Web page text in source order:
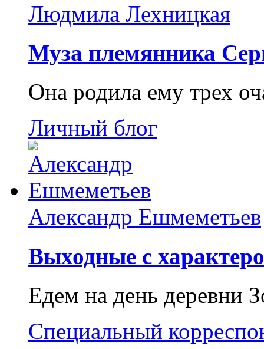
Людмила Лехницкая
Муза племянника
Она родила ему трех
Личный блог
Александр Ешмеметьев
Выходные с
Едем на день деревни
Специальный